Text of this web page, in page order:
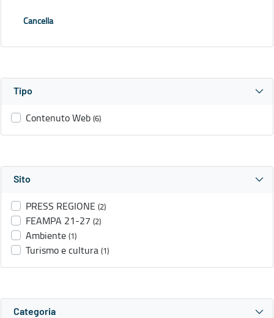
Cancella
Tipo
Contenuto Web (6)
Sito
PRESS REGIONE (2)
FEAMPA 21-27 (2)
Ambiente (1)
Turismo e cultura (1)
Categoria